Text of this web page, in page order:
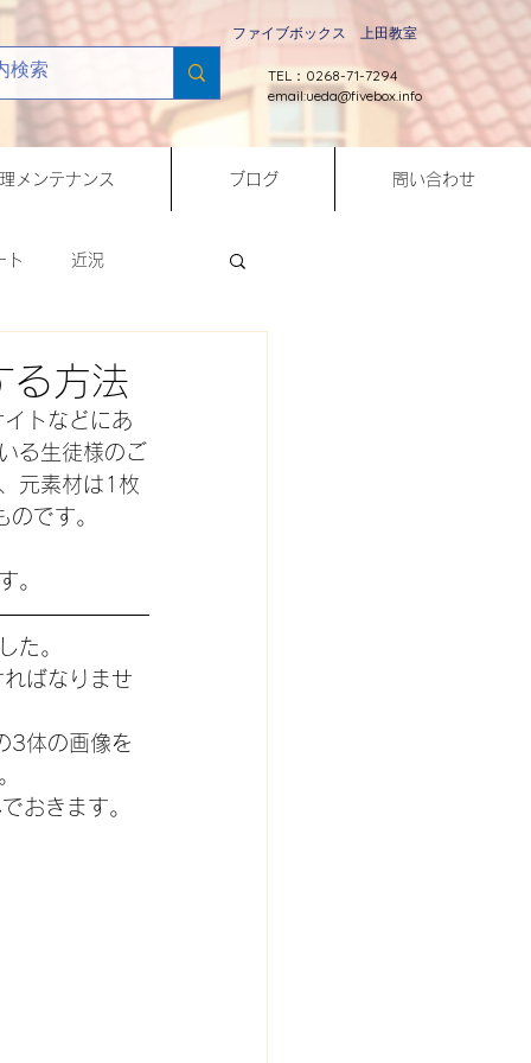
TEL：0268-71-7294
email:ueda@fivebox.info
ファイブボックス 上田教室
メンテナンス ブログ 問い合わせ
ト 近況
メンテナンス
る方法
トなどにあ
る生徒様のご
元素材は1枚
です。
。
た。
ばなりませ
3体の画像を
おきます。